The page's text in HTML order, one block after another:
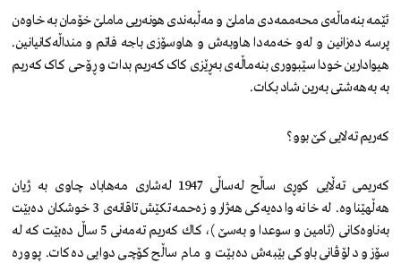
ئێمە بنەماڵەی محەممەدی ماملێ و مەڵبەندی هونەریی ماملێ خۆمان بە خاوەن
پرسە دەزانین و لەو خەمەدا هاوبەش و هاوسۆزی باجە فاتم و منداڵەکانیانین.
هیوادارین خودا سێبووری بنەماڵەی بەڕێزی کاک کەریم بدات و ڕۆحی کاک کەریم
بە بەهەشتی بەرین شاد بکات.
کەریم تەلایی کێ بوو؟
‌كه‌ریمی ته‌ڵایی کوڕی ساڵح له‌ساڵی 1947 له‌شاری مه‌هاباد چاوی به ‌ژیان
هه‌ڵهێناوه. ‌ له ‌خانه‌واده‌یه‌كی هه‌ژار و زه‌حمه‌تكێش تاقانه‌ی 3 خوشكان ده‌بێت
به‌ناوه‌كانی (ئامین و سوعدا و به‌سێ )، كاك كه‌ریم ته‌مه‌نی 5 ساڵ ده‌بێت کە له
‌سۆز و دلۆڤانی باوكی بێبه‌ش ده‌بێت و مام ساڵح كۆچی دوایی ده‌كات. پووره‌